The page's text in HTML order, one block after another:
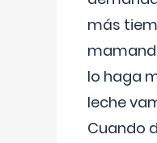
más
lo haga
leche
Cuando